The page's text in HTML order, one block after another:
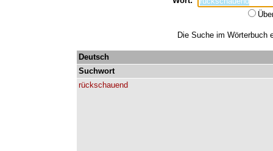
Die Suche im Wörterbuch
Deutsch
Suchwort
rückschauend